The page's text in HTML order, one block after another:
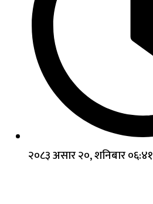
२०८३ असार २०, शनिबार ०६:४१